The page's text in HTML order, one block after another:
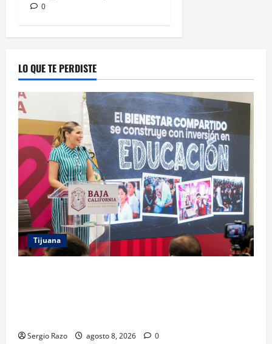
0
LO QUE TE PERDISTE
Tijuana
Sergio Razo agosto 8, 2026 0